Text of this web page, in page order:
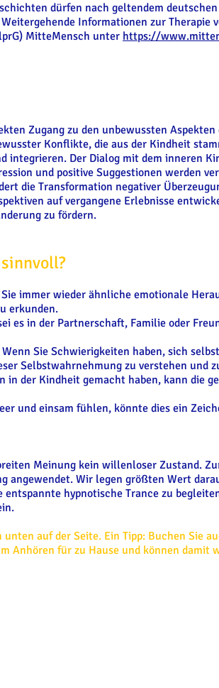
dürfen nach geltendem
Informationen zur Therapie
MitteMensch unter https://
Zugang zu den unbewussten Aspekten
Konflikte, die aus der Kindheit
integrieren. Der Dialog mit dem inneren
und positive Suggestionen werden
die Transformation negativer
auf vergangene Erlebnisse
zu fördern.
immer wieder ähnliche emotionale
erkunden.
es in der Partnerschaft, Familie oder
Sie Schwierigkeiten haben, sich
Selbstwahrnehmung zu verstehen und
der Kindheit gemacht haben, kann die
und einsam fühlen, könnte dies ein
Meinung kein willenloser Zustand.
angewendet. Wir legen größten Wert
hypnotische Trance zu
auf der Seite. Ein Tipp: Buchen Sie
Anhören für zu Hause und können damit